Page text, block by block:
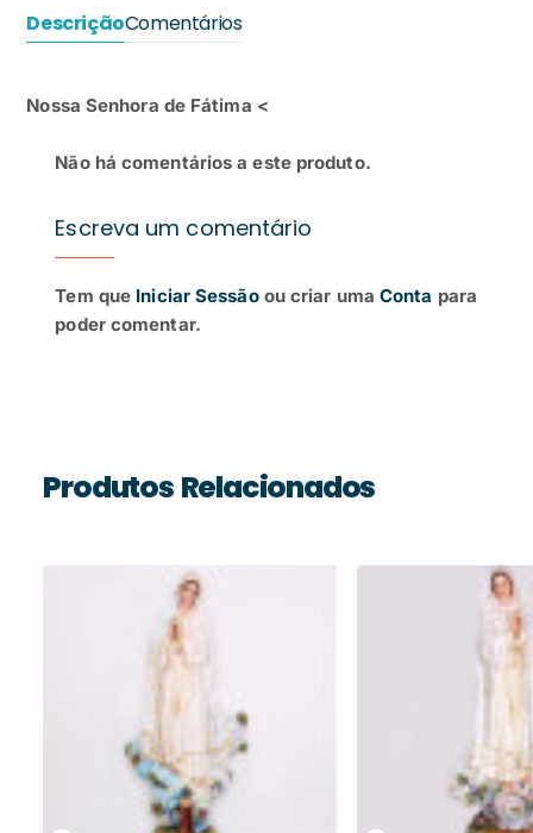
DescriçãoComentários
Nossa Senhora de Fátima <
Não há comentários a este produto.
Escreva um comentário
Tem que Iniciar Sessão ou criar umaConta para
poder comentar.
Produtos Relacionados